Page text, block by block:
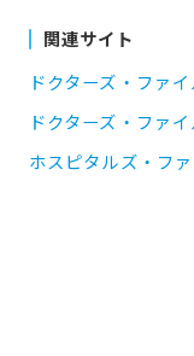
関連サイト
ドクターズ・ファ
ドクターズ・ファ
ホスピタルズ・フ